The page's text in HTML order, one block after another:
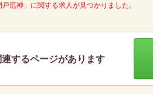
厄神」に関する求人が見つかりました。
するページがあります